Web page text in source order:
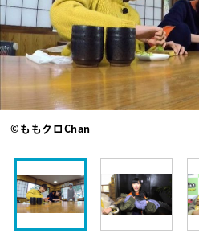
©ももクロChan